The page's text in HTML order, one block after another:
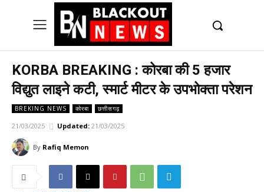
KORBA BREAKING : कोरबा की 5 हजार
विद्युत लाइने कटी, स्मार्ट मीटर के उपभोक्ता परेशन
BREKING NEWS कोरबा छत्तीसगढ़
21/03/2025 Updated: 21/03/2025
By Rafiq Memon